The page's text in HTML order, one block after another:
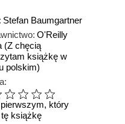
Stefan Baumgartner
O'Reilly
(Z chęcią
książkę w
polskim)
który
książkę